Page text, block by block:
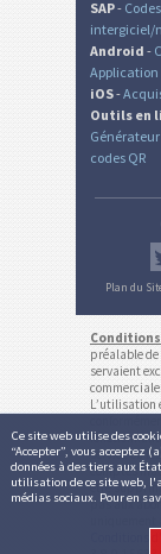
Ce site web utilise des
“Accepter”, vous
données à des tiers aux
utilisation de ce site web,
médias sociaux. Pour en
SAP-
intergiciel/
Android -
iOS-
Outils en
codes QR
Plan du
préalable
servaient
L’utilisation
service ou
comptes
être
pas aux
Conditions